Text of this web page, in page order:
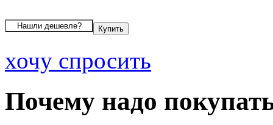
хочу спросить
Почему надо